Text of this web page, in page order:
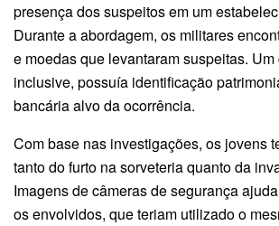
presença dos suspeitos em um
Durante a abordagem, os militares
e moedas que levantaram suspeitas.
inclusive, possuía identificação
bancária alvo da ocorrência.
Com base nas investigações, os jovens
tanto do furto na sorveteria quanto da
Imagens de câmeras de segurança
os envolvidos, que teriam utilizado o